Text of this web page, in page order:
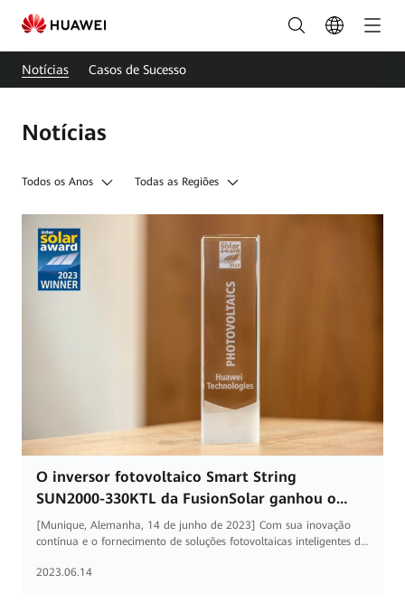
Notícias
Smart
Solar
Portugal
Notícias Casos de Sucesso
Notícias
Todos os Anos Todas as Regiões
O inversor fotovoltaico Smart String
SUN2000-330KTL da FusionSolar ganhou o
prémio Intersolar
[Munique, Alemanha, 14 de junho de 2023] Com sua inovação
contínua e o fornecimento de soluções fotovoltaicas inteligentes de
Smart String SUN2000-330KTL da FusionSolar recebeu o prémio
2023.06.14